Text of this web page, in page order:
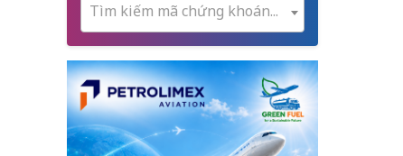
Tìm kiếm mã chứng khoán...